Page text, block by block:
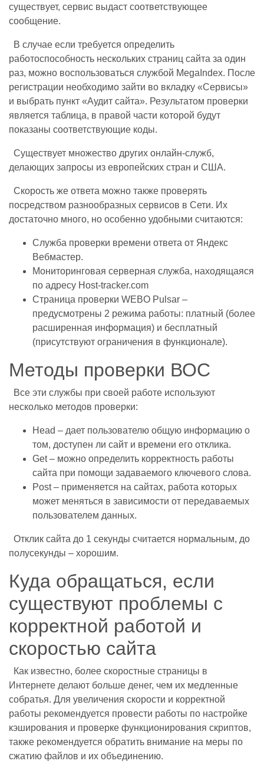
существует, сервис выдаст соответствующее
сообщение.
В случае если требуется определить
работоспособность нескольких страниц сайта за один
раз, можно воспользоваться службой MegaIndex. После
регистрации необходимо зайти во вкладку «Сервисы»
и выбрать пункт «Аудит сайта». Результатом проверки
является таблица, в правой части которой будут
показаны соответствующие коды.
Существует множество других онлайн-служб,
делающих запросы из европейских стран и США.
Скорость же ответа можно также проверять
посредством разнообразных сервисов в Сети. Их
достаточно много, но особенно удобными считаются:
Служба проверки времени ответа от Яндекс
Вебмастер.
Мониторинговая серверная служба, находящаяся
по адресу Host-tracker.com
Страница проверки WEBO Pulsar –
предусмотрены 2 режима работы: платный (более
расширенная информация) и бесплатный
(присутствуют ограничения в функционале).
Методы проверки ВОС
Все эти службы при своей работе используют
несколько методов проверки:
Head – дает пользователю общую информацию о
том, доступен ли сайт и времени его отклика.
Get – можно определить корректность работы
сайта при помощи задаваемого ключевого слова.
Post – применяется на сайтах, работа которых
может меняться в зависимости от передаваемых
пользователем данных.
Отклик сайта до 1 секунды считается нормальным, до
полусекунды – хорошим.
Куда обращаться, если
существуют проблемы с
корректной работой и
скоростью сайта
Как известно, более скоростные страницы в
Интернете делают больше денег, чем их медленные
собратья. Для увеличения скорости и корректной
работы рекомендуется провести работы по настройке
кэширования и проверке функционирования скриптов,
также рекомендуется обратить внимание на меры по
сжатию файлов и их объединению.